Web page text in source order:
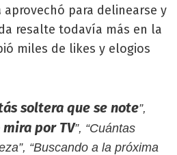
aprovechó para delinearse y
resalte todavía más en la
miles de likes y elogios
soltera que se note”,
mira por TV”, “Cuántas
“Buscando a la próxima